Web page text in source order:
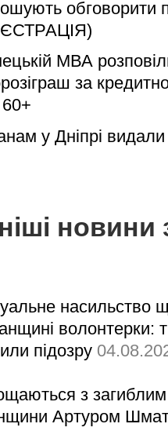
обговорити
МВА
за
у Дніпрі видали
новини
насильство
волонтерки:
підозру
з загиблим
Артуром